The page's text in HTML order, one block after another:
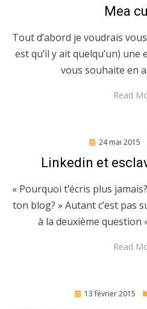
Mea
Tout d’abord je voudrais
est qu’il y ait quelqu’un) une
vous souhaite en
Read
Posted
24 mai 2015
Linkedin et
« Pourquoi t’écris plus
ton blog? » Autant c’est pas
à la deuxième question
Read
Posted
13 février 2015